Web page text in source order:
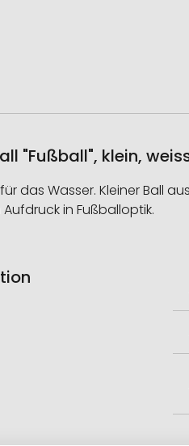
"Fußball", klein,
das Wasser. Kleiner Ball
in Fußballoptik.